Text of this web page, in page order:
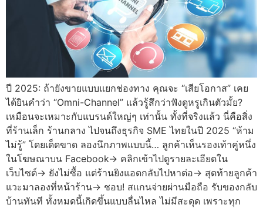
ปี 2025: ถ้ายังขายแบบแยกช่องทาง คุณจะ “เสียโอกาส” เคย
ได้ยินคำว่า “Omni-Channel” แล้วรู้สึกว่าฟังดูหรูเกินตัวมั้ย?
เหมือนจะเหมาะกับแบรนด์ใหญ่ๆ เท่านั้น ทั้งที่จริงแล้ว นี่คือสิ่ง
ที่ร้านเล็ก ร้านกลาง ไปจนถึงธุรกิจ SME ไทยในปี 2025 “ห้าม
ไม่รู้” โดยเด็ดขาด ลองนึกภาพแบบนี้… ลูกค้าเห็นรองเท้าคู่หนึ่ง
ในโฆษณาบน Facebook→ คลิกเข้าไปดูรายละเอียดใน
เว็บไซต์→ ยังไม่ซื้อ แต่ร้านยิงแอดกลับไปหาต่อ→ สุดท้ายลูกค้า
แวะมาลองที่หน้าร้าน→ ชอบ! สแกนจ่ายผ่านมือถือ รับของกลับ
บ้านทันที ทั้งหมดนี้เกิดขึ้นแบบลื่นไหล ไม่มีสะดุด เพราะทุก